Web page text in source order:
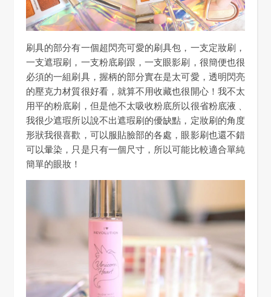
刷具的部分有一個超閃亮可愛的刷具包，一支定妝刷，
一支遮瑕刷，一支粉底刷跟，一支眼影刷，很簡便也很
必須的一組刷具，握柄的部分實在是太可愛，透明閃亮
的壓克力材質很好看，就算不用收藏也很開心！我不太
用平的粉底刷，但是他不太吸收粉底所以很省粉底液﹑
我很少遮瑕所以說不出遮瑕刷的優缺點，定妝刷的角度
形狀我很喜歡，可以服貼臉部的各處，眼影刷也還不錯
可以暈染，只是只有一個尺寸，所以可能比較適合單純
簡單的眼妝！